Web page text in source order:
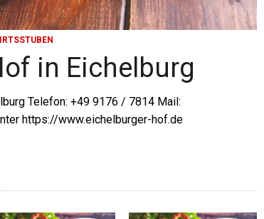
in Eichelburg
Telefon: +49 9176 / 7814 Mail:
https://www.eichelburger-hof.de